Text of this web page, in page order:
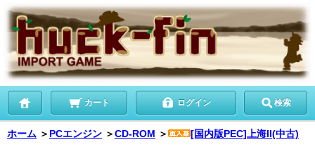
カート ログイン 検索
ホーム ＞ PCエンジン ＞CD-ROM ＞ [国内版PEC]上海II(中古)